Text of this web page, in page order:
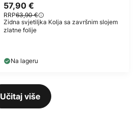
57,90 €
RRP63,90 €
Zidna svjetiljka Kolja sa završnim slojem
zlatne folije
Na lageru
Učitaj više